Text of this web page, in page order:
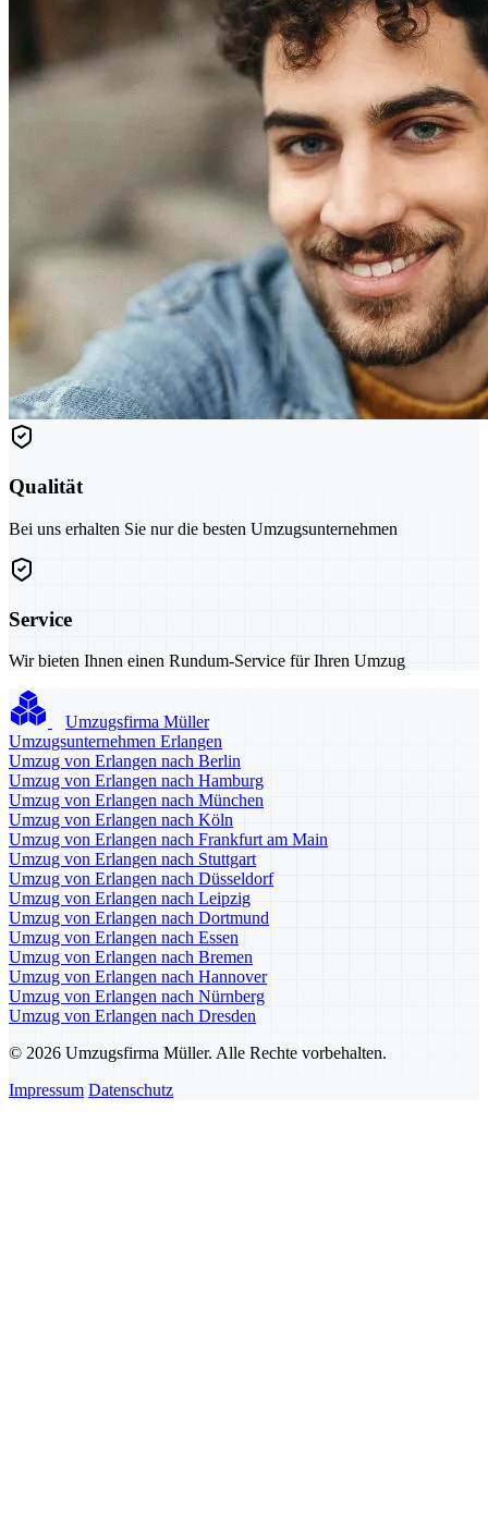
Qualität
Bei uns erhalten Sie nur die besten Umzugsunternehmen
Service
Wir bieten Ihnen einen Rundum-Service für Ihren Umzug
Umzugsfirma Müller
Umzugsunternehmen Erlangen
Umzug von Erlangen nach Berlin
Umzug von Erlangen nach Hamburg
Umzug von Erlangen nach München
Umzug von Erlangen nach Köln
Umzug von Erlangen nach Frankfurt am Main
Umzug von Erlangen nach Stuttgart
Umzug von Erlangen nach Düsseldorf
Umzug von Erlangen nach Leipzig
Umzug von Erlangen nach Dortmund
Umzug von Erlangen nach Essen
Umzug von Erlangen nach Bremen
Umzug von Erlangen nach Hannover
Umzug von Erlangen nach Nürnberg
Umzug von Erlangen nach Dresden
© 2026 Umzugsfirma Müller. Alle Rechte vorbehalten.
Impressum Datenschutz